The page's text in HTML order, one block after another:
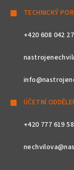
TECHNICKÝ
+420 608 042
ÚČETNÍ
+420 777 619